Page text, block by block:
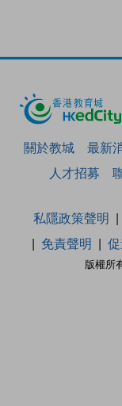
關於教城 最新
人才招募
版權所
私隱政策聲明
免責聲明